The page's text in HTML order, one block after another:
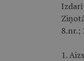
8.nr.;
1.